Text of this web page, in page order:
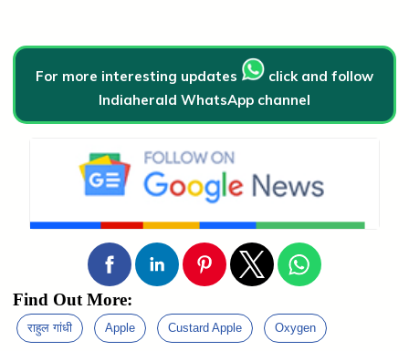
For more interesting updates
click and follow
Indiaherald WhatsApp channel
Find Out More:
राहुल गांधी Apple Custard Apple Oxygen